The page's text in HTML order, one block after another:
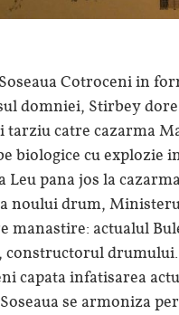
Cotroceni in
domniei, Stirbey
tarziu catre cazarma
biologice cu explozie
pana jos la
noului drum,
manastire: actualul
constructorul drumului.
capata infatisarea
se armoniza